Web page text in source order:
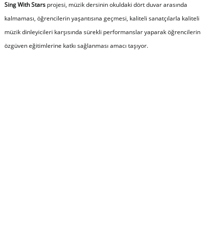
Sing With Starsprojesi, müzik dersinin okuldaki dört duvar arasında
kalmaması, öğrencilerin yaşantısına geçmesi, kaliteli sanatçılarla kaliteli
müzik dinleyicileri karşısında sürekli performanslar yaparak öğrencilerin
özgüven eğitimlerine katkı sağlanması amacı taşıyor.